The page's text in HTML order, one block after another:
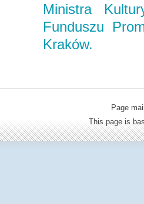
Ministra
Funduszu
Kraków.
Page
This page is